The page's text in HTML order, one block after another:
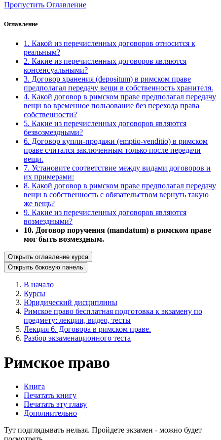
Пропустить Оглавление
Оглавление
1. Какой из перечисленных договоров относится к
реальным?
2. Какие из перечисленных договоров являются
консенсуальными?
3. Договор хранения (depositum) в римском праве
предполагал передачу вещи в собственность хранителя.
4. Какой договор в римском праве предполагал передачу
вещи во временное пользование без перехода права
собственности?
5. Какие из перечисленных договоров являются
безвозмездными?
6. Договор купли-продажи (emptio-venditio) в римском
праве считался заключенным только после передачи
вещи.
7. Установите соответствие между видами договоров и
их примерами:
8. Какой договор в римском праве предполагал передачу
вещи в собственность с обязательством вернуть такую
же вещь?
9. Какие из перечисленных договоров являются
возмездными?
10. Договор поручения (mandatum) в римском праве
мог быть возмездным.
Открыть оглавление курса
Открыть боковую панель
В начало
Курсы
Юридический дисциплины
Римское право бесплатная подготовка к экзамену по
предмету: лекции, видео, тесты
Лекция 6. Договора в римском праве.
Разбор экзаменационного теста
Римское право
Книга
Печатать книгу
Печатать эту главу
Дополнительно
Тут подглядывать нельзя. Пройдете экзамен - можно будет